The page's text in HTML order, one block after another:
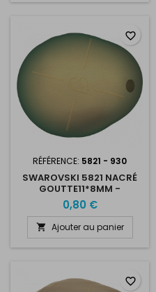
RÉFÉRENCE: 5821 - 930
SWAROVSKI 5821 NACRÉ
GOUTTE11*8MM -
IRIDESCENT GREEN PEARL
0,80 €
 Ajouter au panier
favorite_border
favorite_border